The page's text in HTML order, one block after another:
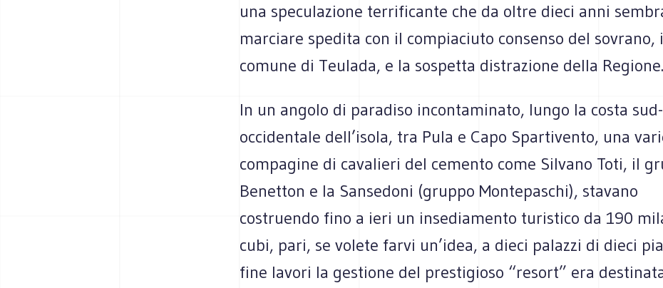
una speculazione terrificante che da oltre dieci anni
marciare spedita con il compiaciuto consenso del sovrano,
comune di Teulada, e la sospetta distrazione della Regione.
In un angolo di paradiso incontaminato, lungo la costa sud-
occidentale dell’isola, tra Pula e Capo Spartivento, una
compagine di cavalieri del cemento come Silvano Toti, il
Benetton e la Sansedoni (gruppo Montepaschi), stavano
costruendo fino a ieri un insediamento turistico da 190
cubi, pari, se volete farvi un’idea, a dieci palazzi di dieci
fine lavori la gestione del prestigioso “resort” era